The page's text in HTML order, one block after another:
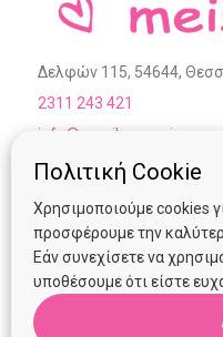
Δελφών 115, 54644,
2311 243 421
info@manibus-meis.gr
Ωράριο Επικοινωνίας:
Δευτέρα – Σάββατο :
10:00 – 14:30
Απογεύματα κατόπιν
Πολιτική Cookie
Χρησιμοποιούμε cookies
προσφέρουμε την
Εάν συνεχίσετε να
υποθέσουμε ότι είστε